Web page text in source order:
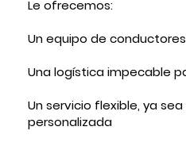
Le ofrecemos:
Un equipo de
Una logística impecable
Un servicio flexible, ya
personalizada